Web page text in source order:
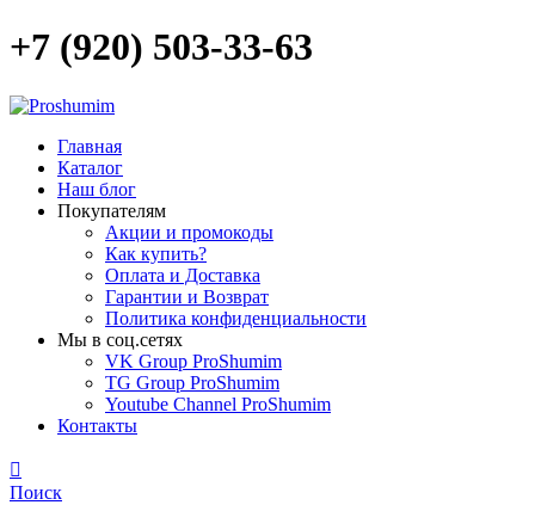
+7 (920) 503-33-63
Главная
Каталог
Наш блог
Покупателям
Акции и промокоды
Как купить?
Оплата и Доставка
Гарантии и Возврат
Политика конфиденциальности
Мы в соц.сетях
VK Group ProShumim
TG Group ProShumim
Youtube Channel ProShumim
Контакты
Поиск